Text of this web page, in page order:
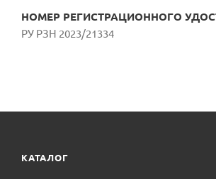
НОМЕР РЕГИСТРАЦИОННОГО
РУ РЗН 2023/21334
КАТАЛОГ